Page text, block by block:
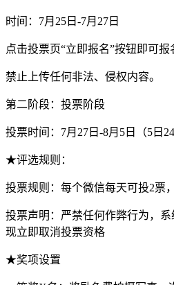
时间：7月25日-7月27日
点击投票页“立即报名”按钮即可报
禁止上传任何非法、侵权内容。
第二阶段：投票阶段
投票时间：7月27日-8月5日（5日
★评选规则：
投票规则：每个微信每天可投2票
投票声明：严禁任何作弊行为，
现立即取消投票资格
★奖项设置